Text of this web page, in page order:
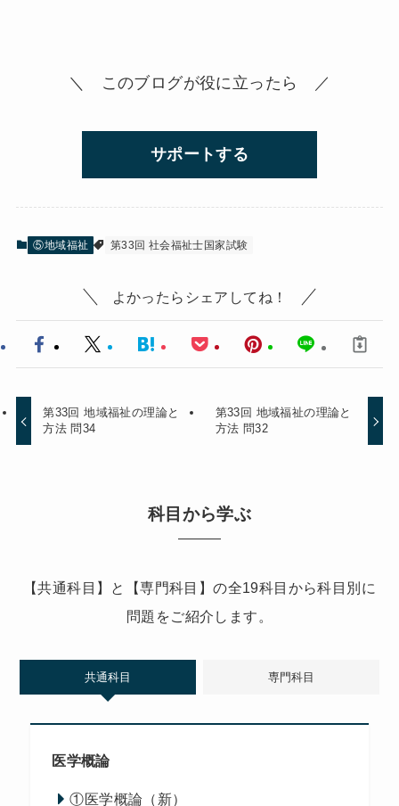
＼ このブログが役に立ったら ／
サポートする
⑤地域福祉 第33回 社会福祉士国家試験
よかったらシェアしてね！
第33回 地域福祉の理論と
方法 問34
第33回 地域福祉の理論と
方法 問32
科目から学ぶ
【共通科目】と【専門科目】の全19科目から科目別に
問題をご紹介します。
共通科目 専門科目
医学概論
①医学概論（新）